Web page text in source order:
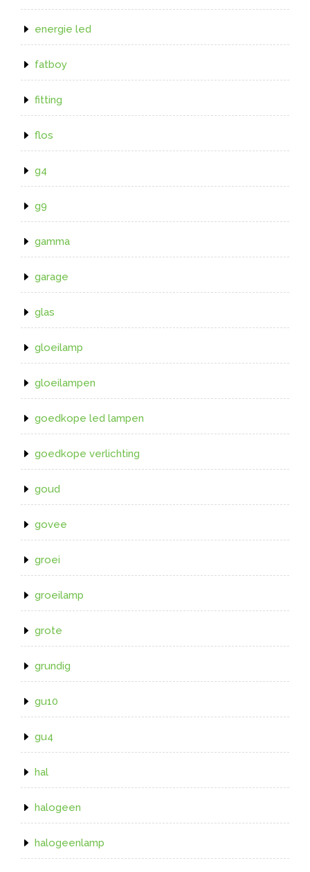
energie led
fatboy
fitting
flos
g4
g9
gamma
garage
glas
gloeilamp
gloeilampen
goedkope led lampen
goedkope verlichting
goud
govee
groei
groeilamp
grote
grundig
gu10
gu4
hal
halogeen
halogeenlamp